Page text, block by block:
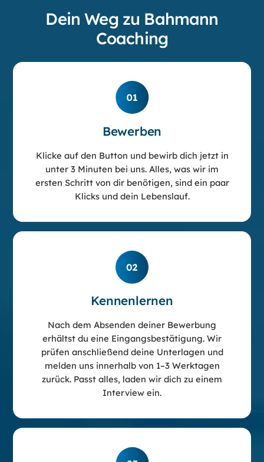
Dein Weg zu Bahmann
Coaching
Bewerben
Klicke auf den Button und bewirb dich jetzt in
unter 3 Minuten bei uns. Alles, was wir im
ersten Schritt von dir benötigen, sind ein paar
Klicks und dein Lebenslauf.
Kennenlernen
Nach dem Absenden deiner Bewerbung
erhältst du eine Eingangsbestätigung. Wir
prüfen anschließend deine Unterlagen und
melden uns innerhalb von 1–3 Werktagen
zurück. Passt alles, laden wir dich zu einem
Interview ein.